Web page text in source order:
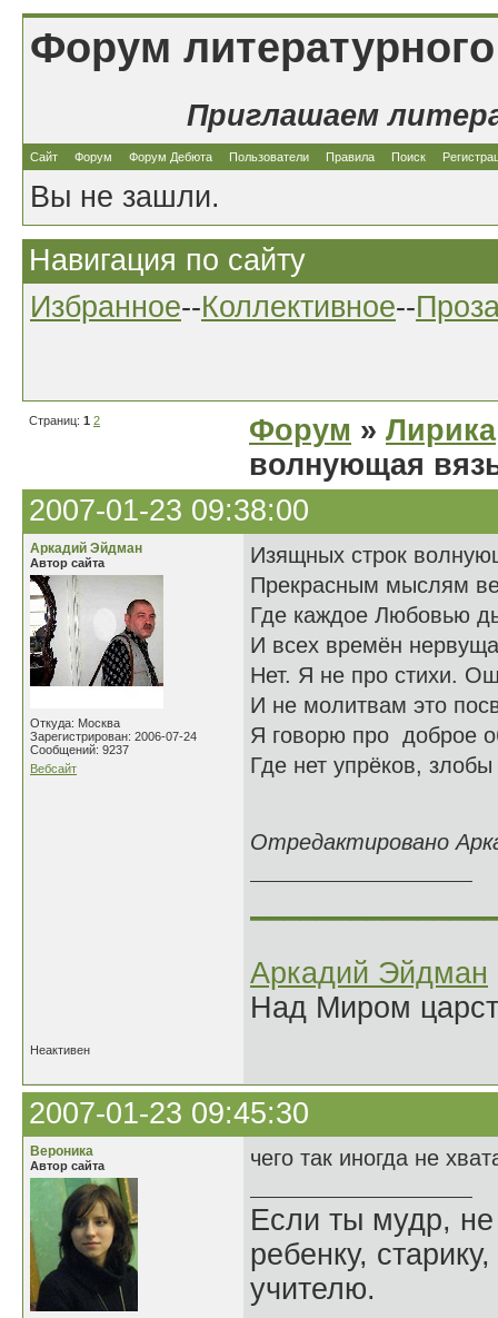
Форум
Приглашаем
Сайт Форум Форум Дебюта Пользователи Правила Поиск
Вы не зашли.
Навигация по сайту
Избранное--Коллективное--
Страниц: 1 2 Форум » Лирика
волнующая
2007-01-23 09:38:00
Аркадий Эйдман
Автор сайта
Откуда: Москва
Зарегистрирован: 2006-07-24
Сообщений: 9237
Вебсайт
Изящных строк
Прекрасным мыслям
Где каждое Любовью
И всех времён
Нет. Я не про стихи.
И не молитвам это
Я говорю про доброе
Где нет упрёков,
Отредактировано
Аркадий Эйдман
Над Миром
Неактивен
2007-01-23 09:45:30
Вероника
Автор сайта чего так иногда не
Если ты мудр, не
ребенку,
учителю.